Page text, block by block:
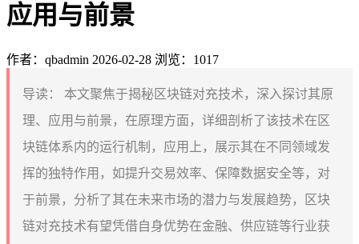
应用与前景
作者：qbadmin 2026-02-28 浏览：1017
导读：
本文聚焦于揭秘区块链对充技术，深入探讨其原
理、应用与前景，在原理方面，详细剖析了该技术在区
块链体系内的运行机制，应用上，展示其在不同领域发
挥的独特作用，如提升交易效率、保障数据安全等，对
于前景，分析了其在未来市场的潜力与发展趋势，区块
链对充技术有望凭借自身优势在金融、供应链等行业获